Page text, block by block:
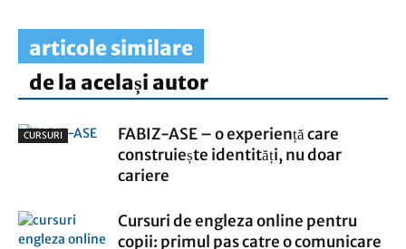
articole similare
de la același autor
CURSURI
FABIZ-ASE – o experiență care
construiește identități, nu doar
cariere
Cursuri de engleza online pentru
copii: primul pas catre o comunicare